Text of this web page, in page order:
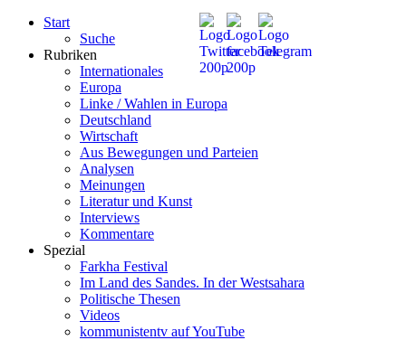
Start
Suche
Rubriken
Internationales
Europa
Linke / Wahlen in Europa
Deutschland
Wirtschaft
Aus Bewegungen und Parteien
Analysen
Meinungen
Literatur und Kunst
Interviews
Kommentare
Spezial
Farkha Festival
Im Land des Sandes. In der Westsahara
Politische Thesen
Videos
kommunistentv auf YouTube